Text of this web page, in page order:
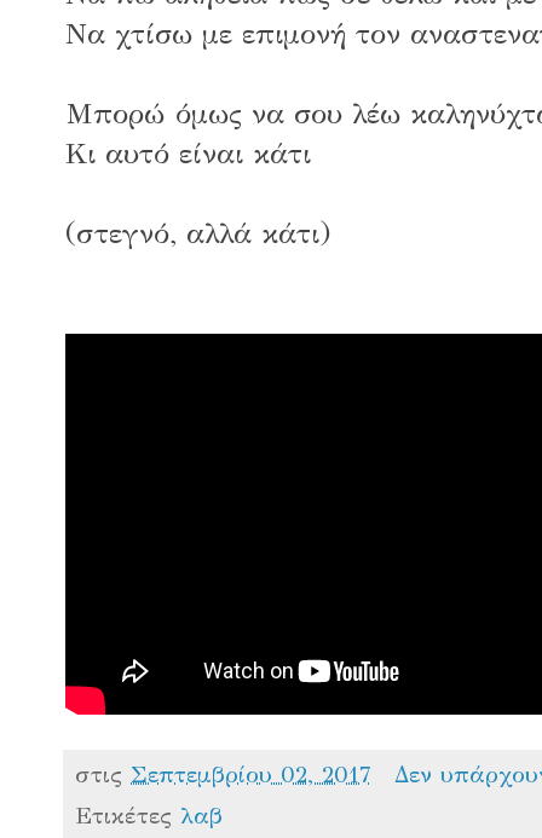
Να χτίσω με επιμονή τον
Μπορώ όμως να σου λέω
Κι αυτό είναι κάτι
(στεγνό, αλλά κάτι)
στις Σεπτεμβρίου 02, 2017
Δεν
Ετικέτες λαβ